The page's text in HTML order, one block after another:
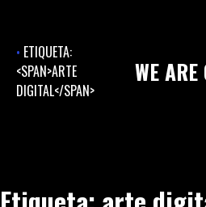
contentETIQUETA:
<SPAN>ARTE
DIGITAL</SPAN>
WEARE